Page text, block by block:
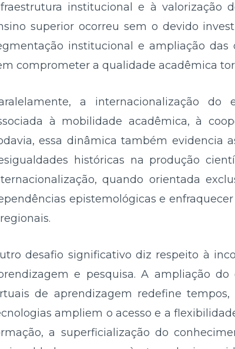
institucional e à valorização
superior ocorreu sem o devido
institucional e ampliação das
comprometer a qualidade acadêmica
a internacionalização do
à mobilidade acadêmica, à
essa dinâmica também evidencia
históricas na produção
quando orientada
epistemológicas e
desafio significativo diz respeito à
e pesquisa. A ampliação
de aprendizagem redefine
ampliem o acesso e a
a superficialização do